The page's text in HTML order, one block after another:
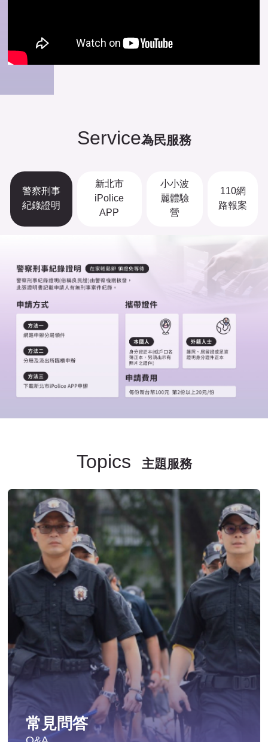
Service為民服務
警察刑事
紀錄證明
新北市
iPolice
APP
小小波
麗體驗
營
110網
路報案
Topics 主題服務
常見問答